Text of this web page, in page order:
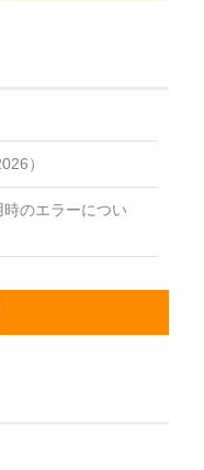
）
時のエラーについ